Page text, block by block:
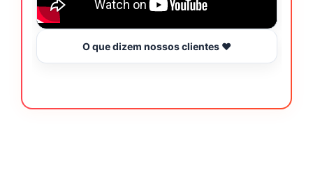
O que dizem nossos clientes ❤️